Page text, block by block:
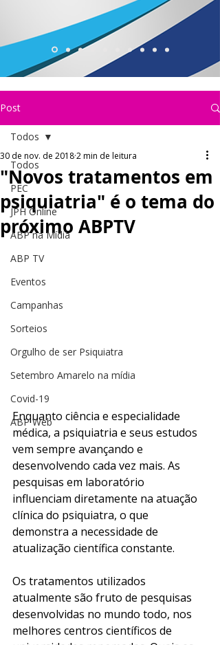
Post
Todos
PEC
JPH Online
ABP na Mídia
ABP TV
Eventos
Campanhas
Sorteios
Orgulho de ser Psiquiatra
Setembro Amarelo na mídia
Covid-19
ABP Web
Todos
"Novos tratamentos em
psiquiatria" é o tema do
próximo ABPTV
30 de nov. de 20182 min de leitura
Enquanto ciência e especialidade
médica, a psiquiatria e seus estudos
vem sempre avançando e
desenvolvendo cada vez mais. As
pesquisas em laboratório
influenciam diretamente na atuação
clínica do psiquiatra, o que
demonstra a necessidade de
atualização científica constante.
Os tratamentos utilizados
atualmente são fruto de pesquisas
desenvolvidas no mundo todo, nos
melhores centros científicos de